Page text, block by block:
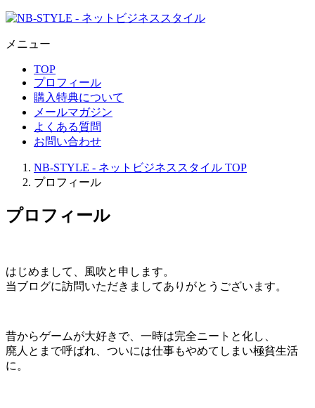
メニュー
TOP
プロフィール
購入特典について
メールマガジン
よくある質問
お問い合わせ
NB-STYLE - ネットビジネススタイル TOP
プロフィール
プロフィール
はじめまして、風吹と申します。
当ブログに訪問いただきましてありがとうございます。
昔からゲームが大好きで、一時は完全ニートと化し、
廃人とまで呼ばれ、ついには仕事もやめてしまい極貧生活
に。